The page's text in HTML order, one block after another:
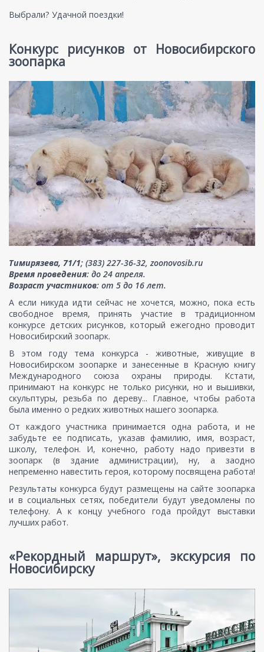
Выбрали? Удачной поездки!
Конкурс рисунков от Новосибирского
зоопарка
Тимирязева, 71/1; (383) 227-36-32, zoonovosib.ru
Время проведения: до 24 апреля.
Возраст участников: от 5 до 16 лет.
А если никуда идти сейчас не хочется, можно, пока есть
свободное время, принять участие в традиционном
конкурсе детских рисунков, который ежегодно проводит
Новосибирский зоопарк.
В этом году тема конкурса - животные, живущие в
Новосибирском зоопарке и занесенные в Красную книгу
Международного союза охраны природы. Кстати,
принимают на конкурс не только рисунки, но и вышивки,
скульптуры, резьба по дереву... Главное, чтобы работа
была именно о редких животных нашего зоопарка.
От каждого участника принимается одна работа, и не
забудьте ее подписать, указав фамилию, имя, возраст,
школу, телефон. И, конечно, работу надо привезти в
зоопарк (в здание администрации), ну, а заодно
непременно навестить героя, которому посвящена работа!
Результаты конкурса будут размещены на сайте зоопарка
и в социальных сетях, победители будут уведомлены по
телефону. А к концу учебного года пройдут выставки
лучших работ.
«Рекордный маршрут», экскурсия по
Новосибирску